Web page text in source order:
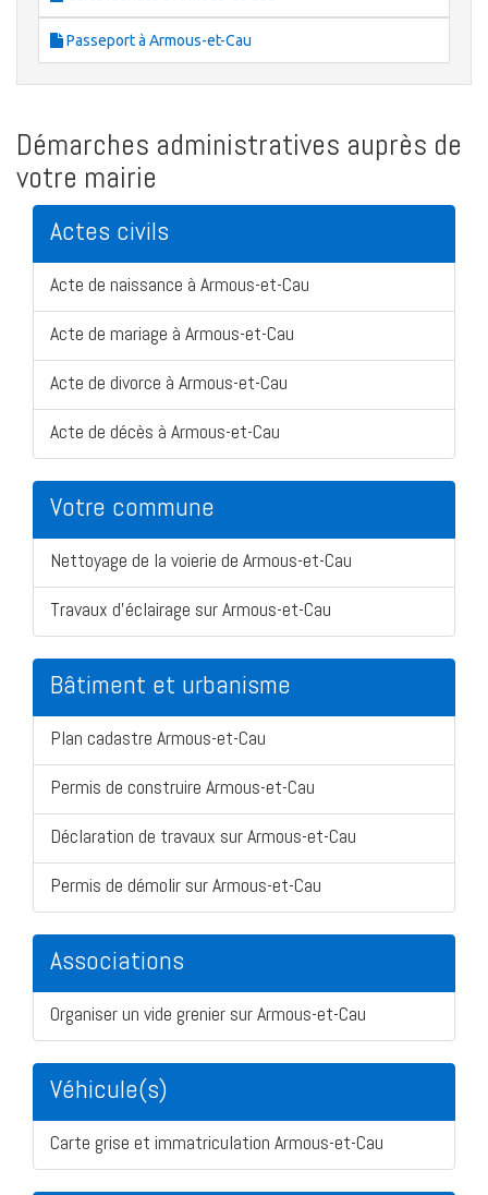
Passeport à Armous-et-Cau
Démarches administratives auprès de
votre mairie
Actes civils
Acte de naissance à Armous-et-Cau
Acte de mariage à Armous-et-Cau
Acte de divorce à Armous-et-Cau
Acte de décès à Armous-et-Cau
Votre commune
Nettoyage de la voierie de Armous-et-Cau
Travaux d'éclairage sur Armous-et-Cau
Bâtiment et urbanisme
Plan cadastre Armous-et-Cau
Permis de construire Armous-et-Cau
Déclaration de travaux sur Armous-et-Cau
Permis de démolir sur Armous-et-Cau
Associations
Organiser un vide grenier sur Armous-et-Cau
Véhicule(s)
Carte grise et immatriculation Armous-et-Cau